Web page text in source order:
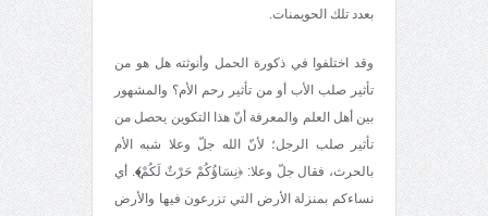
بعدد تلك الحويمنات.
وقد اختلفوا في ذكورة الحمل وأنوثته هل هو من
تأثير صلب الأب أو من تأثير رحم الأم؟ والمشهور
بين أهل العلم والمعرفة أنّ هذا التكوين يحصل من
تأثير صلب الرجل؛ لأنّ الله جلّ وعلا شبه الأم
بالحرث، فقال جلّ وعلا: ﴿نِسَاؤُكُمْ حَرْثٌ لَكُمْ﴾. أي
نساءكم بمنزلة الأرض التي تزرعون فيها والأرض